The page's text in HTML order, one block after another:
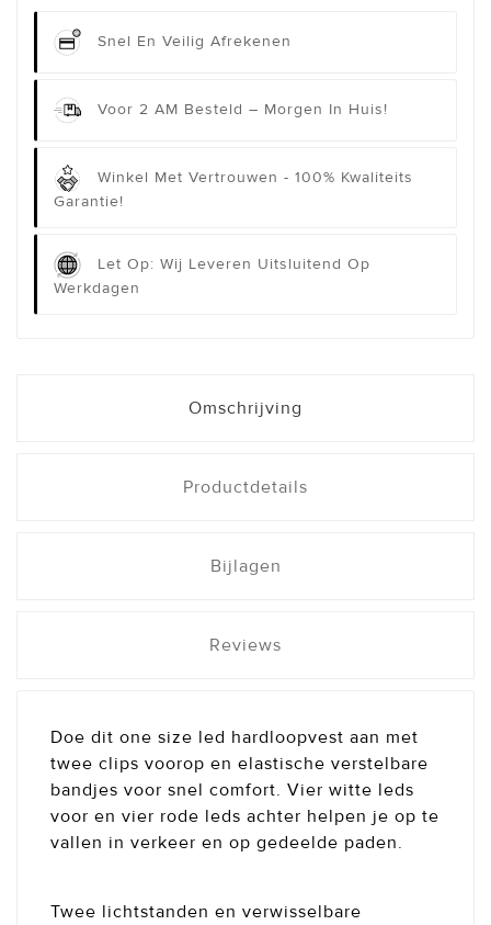
Snel En Veilig Afrekenen
Voor 2 AM Besteld – Morgen In Huis!
Winkel Met Vertrouwen - 100% Kwaliteits
Garantie!
Let Op: Wij Leveren Uitsluitend Op
Werkdagen
Omschrijving
Productdetails
Bijlagen
Reviews
Doe dit one size led hardloopvest aan met
twee clips voorop en elastische verstelbare
bandjes voor snel comfort. Vier witte leds
voor en vier rode leds achter helpen je op te
vallen in verkeer en op gedeelde paden.
Twee lichtstanden en verwisselbare